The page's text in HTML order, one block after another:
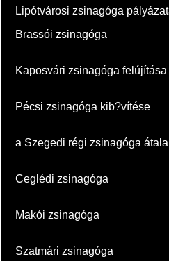
Lipótvárosi zsinagóga
Brassói zsinagóga
Kaposvári zsinagóga felújítása
Pécsi zsinagóga kib?vítése
a Szegedi régi zsinagóga
Ceglédi zsinagóga
Makói zsinagóga
Szatmári zsinagóga